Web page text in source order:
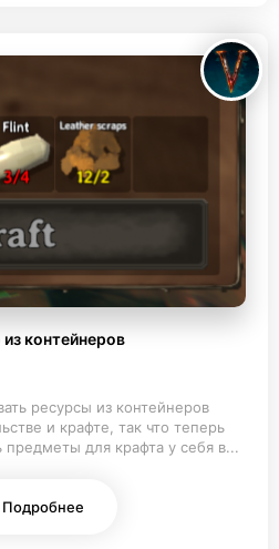
контейнеров
ресурсы из контейнеров
и крафте, так что теперь
для крафта у себя в...
Подробнее